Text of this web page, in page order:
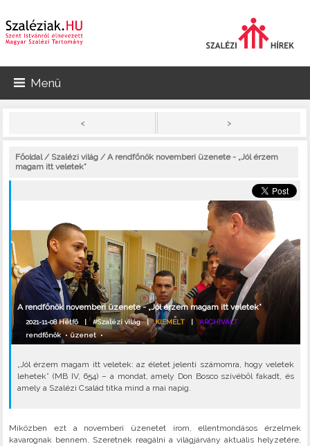
Menü
< >
Főoldal/ Szalézi világ / A rendfőnök novemberi üzenete - „Jól érzem
magam itt veletek”
A rendfőnök novemberi üzenete - „Jól érzem magam itt veletek”
2021-11-08 Hétfő |#Szalézi világ|KIEMELT |ARCHIVÁLT
rendfőnök• üzenet•
„Jól érzem magam itt veletek: az életet jelenti számomra, hogy veletek
lehetek” (MB IV, 654) – a mondat, amely Don Bosco szívéből fakadt, és
amely a Szalézi Család titka mind a mai napig.
Miközben ezt a novemberi üzenetet írom, ellentmondásos érzelmek
kavarognak bennem. Szeretnék reagálni a világjárvány aktuális helyzetére,